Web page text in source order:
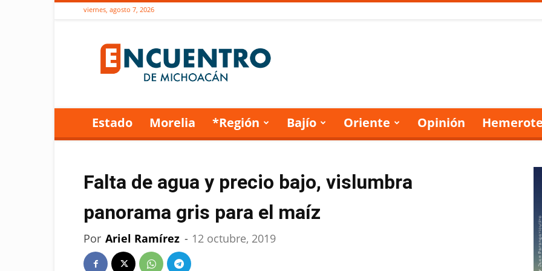
viernes, agosto 7, 2026
de
Michoacán
Estado Morelia *Región Bajío Oriente Opinión
Falta de agua y precio bajo, vislumbra
panorama gris para el maíz
Por Ariel Ramírez - 12 octubre, 2019